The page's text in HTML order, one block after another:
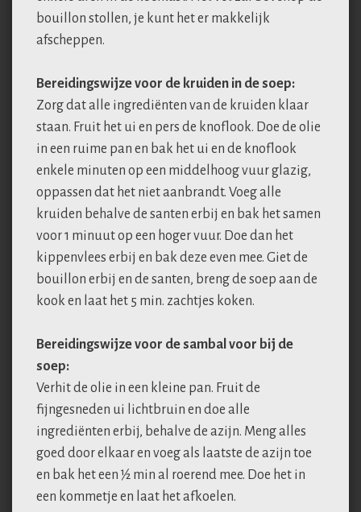
bouillon stollen, je kunt het er makkelijk
afscheppen.
Bereidingswijze voor de kruiden in de soep:
Zorg dat alle ingrediënten van de kruiden klaar
staan. Fruit het ui en pers de knoflook. Doe de olie
in een ruime pan en bak het ui en de knoflook
enkele minuten op een middelhoog vuur glazig,
oppassen dat het niet aanbrandt. Voeg alle
kruiden behalve de santen erbij en bak het samen
voor 1 minuut op een hoger vuur. Doe dan het
kippenvlees erbij en bak deze even mee. Giet de
bouillon erbij en de santen, breng de soep aan de
kook en laat het 5 min. zachtjes koken.
Bereidingswijze voor de sambal voor bij de
soep:
Verhit de olie in een kleine pan. Fruit de
fijngesneden ui lichtbruin en doe alle
ingrediënten erbij, behalve de azijn. Meng alles
goed door elkaar en voeg als laatste de azijn toe
en bak het een 1⁄2 min al roerend mee. Doe het in
een kommetje en laat het afkoelen.